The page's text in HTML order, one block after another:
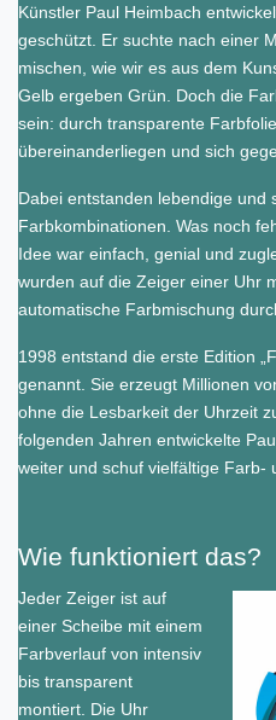
Künstler Paul Heimbach
geschützt. Er suchte nach einer
mischen, wie wir es aus dem
Gelb ergeben Grün. Doch die
sein: durch transparente
übereinanderliegen und sich
Dabei entstanden lebendige und
Farbkombinationen. Was noch
Idee war einfach, genial und
wurden auf die Zeiger einer Uhr
automatische Farbmischung
1998 entstand die erste Edition
genannt. Sie erzeugt Millionen
ohne die Lesbarkeit der Uhrzeit
folgenden Jahren entwickelte
weiter und schuf vielfältige Farb-
Wie funktioniert das?
Jeder Zeiger ist auf
einer Scheibe mit einem
Farbverlauf von intensiv
bis transparent
montiert. Die Uhr